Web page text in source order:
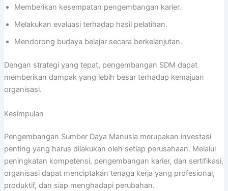
Memberikan kesempatan pengembangan karier.
Melakukan evaluasi terhadap hasil pelatihan.
Mendorong budaya belajar secara berkelanjutan.
Dengan strategi yang tepat, pengembangan SDM dapat
memberikan dampak yang lebih besar terhadap kemajuan
organisasi.
Kesimpulan
Pengembangan Sumber Daya Manusia merupakan investasi
penting yang harus dilakukan oleh setiap perusahaan. Melalui
peningkatan kompetensi, pengembangan karier, dan sertifikasi,
organisasi dapat menciptakan tenaga kerja yang profesional,
produktif, dan siap menghadapi perubahan.